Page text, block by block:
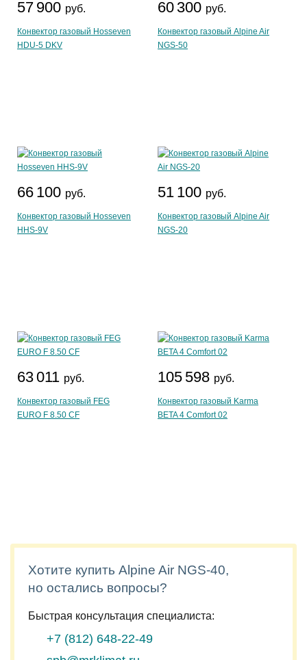
57 900 руб.
Конвектор газовый Hosseven
HDU-5 DKV
60 300 руб.
Конвектор газовый Alpine Air
NGS-50
66 100 руб.
Конвектор газовый Hosseven
HHS-9V
51 100 руб.
Конвектор газовый Alpine Air
NGS-20
63 011 руб.
Конвектор газовый FEG
EURO F 8.50 CF
105 598 руб.
Конвектор газовый Karma
BETA 4 Comfort 02
Хотите купить Alpine Air NGS-40,
но остались вопросы?
Быстрая консультация специалиста:
+7 (812) 648-22-49